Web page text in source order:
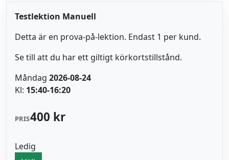
Testlektion Manuell
Detta är en prova-på-lektion. Endast 1 per kund.
Se till att du har ett giltigt körkortstillstånd.
Måndag 2026-08-24
Kl: 15:40-16:20
PRIS400 kr
Ledig